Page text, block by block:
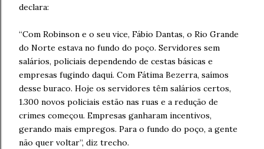
declara:
“Com Robinson e o seu vice, Fábio Dantas, o Rio Grande
do Norte estava no fundo do poço. Servidores sem
salários, policiais dependendo de cestas básicas e
empresas fugindo daqui. Com Fátima Bezerra, saímos
desse buraco. Hoje os servidores têm salários certos,
1.300 novos policiais estão nas ruas e a redução de
crimes começou. Empresas ganharam incentivos,
gerando mais empregos. Para o fundo do poço, a gente
não quer voltar”, diz trecho.